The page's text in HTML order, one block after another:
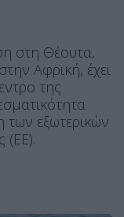
στη Θέουτα,
Αφρική, έχει
της
των εξωτερικών
(ΕΕ).